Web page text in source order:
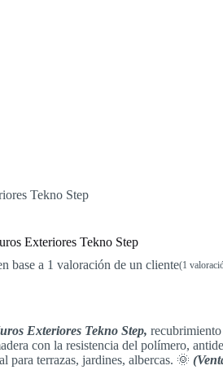
Tekno Step
Exteriores Tekno Step
base a 1 valoración de un cliente(1
Exteriores Tekno Step,
con la resistencia del polímero,
para terrazas, jardines, albercas. 🌞